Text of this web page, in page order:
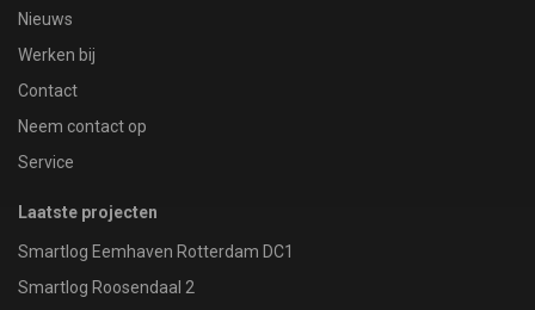
Nieuws
Werken bij
Contact
Neem contact op
Service
Laatste projecten
Smartlog Eemhaven Rotterdam DC1
Smartlog Roosendaal 2